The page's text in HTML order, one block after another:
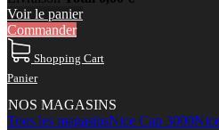
Voir le panier
Commander
Shopping Cart
Panier
NOS MAGASINS
Tous les magasinsNice Cap 3000